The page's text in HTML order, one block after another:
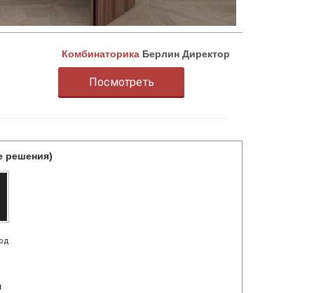
Комбинаторика Берлин Директор
Посмотреть
решения)